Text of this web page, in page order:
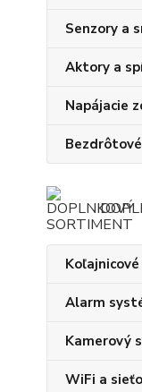
Senzory a
Aktory a
Napájacie
Alarm
Kamerový
WiFi a